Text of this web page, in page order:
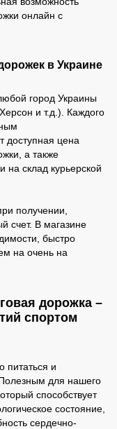
онлайн с
в Украине
город Украины
и т.д.). Каждого
доступная цена
а также
на склад курьерской
получении,
счет. В магазине
быстро
на очень на
дорожка –
спортом
питаться и
для нашего
способствует
состояние,
сердечно-